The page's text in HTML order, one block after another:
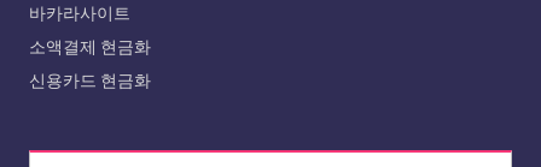
바카라사이트
소액결제 현금화
신용카드 현금화